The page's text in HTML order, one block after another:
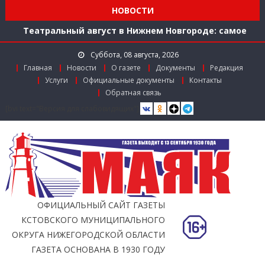
НОВОСТИ
ул. Рождественской: итоги совместной работы
Театральный август в Нижнем Новгороде: самое
время зарядиться искусством!
Доступ к лекарствам по федеральной льготе
Поддержка в региональном грантовом конкурсе
«Драйверы роста»
Заслуженный работник агропромышленного
комплекса
Мониторинг доступности городской среды на
ул. Рождественской: итоги совместной работы
Суббота, 08 августа, 2026
Главная
Новости О газете Документы
Редакция
Услуги
Официальные документы
Контакты
Обратная связь
ОФИЦИАЛЬНЫЙ САЙТ ГАЗЕТЫ
КСТОВСКОГО МУНИЦИПАЛЬНОГО
ОКРУГА НИЖЕГОРОДСКОЙ ОБЛАСТИ
ГАЗЕТА ОСНОВАНА В 1930 ГОДУ